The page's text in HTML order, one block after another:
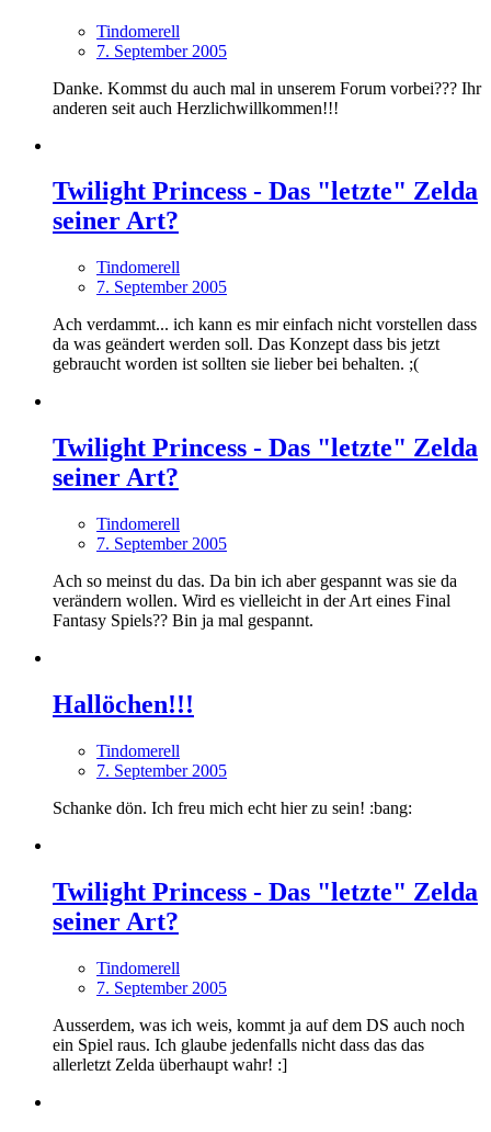
Tindomerell
7. September 2005
Danke. Kommst du auch mal in unserem Forum vorbei??? Ihr
anderen seit auch Herzlichwillkommen!!!
Twilight Princess - Das "letzte" Zelda
seiner Art?
Tindomerell
7. September 2005
Ach verdammt... ich kann es mir einfach nicht vorstellen dass
da was geändert werden soll. Das Konzept dass bis jetzt
gebraucht worden ist sollten sie lieber bei behalten. ;(
Twilight Princess - Das "letzte" Zelda
seiner Art?
Tindomerell
7. September 2005
Ach so meinst du das. Da bin ich aber gespannt was sie da
verändern wollen. Wird es vielleicht in der Art eines Final
Fantasy Spiels?? Bin ja mal gespannt.
Hallöchen!!!
Tindomerell
7. September 2005
Schanke dön. Ich freu mich echt hier zu sein! :bang:
Twilight Princess - Das "letzte" Zelda
seiner Art?
Tindomerell
7. September 2005
Ausserdem, was ich weis, kommt ja auf dem DS auch noch
ein Spiel raus. Ich glaube jedenfalls nicht dass das das
allerletzt Zelda überhaupt wahr! :]